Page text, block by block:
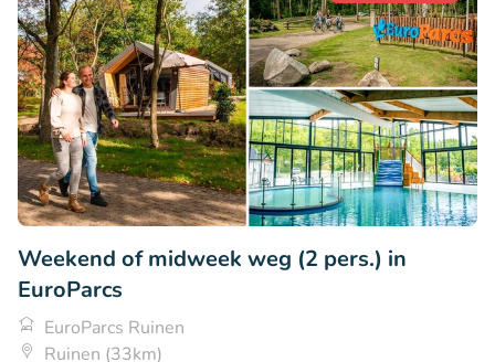
Weekend of midweek weg (2 pers.) in
EuroParcs
EuroParcs Ruinen
Ruinen (33km)